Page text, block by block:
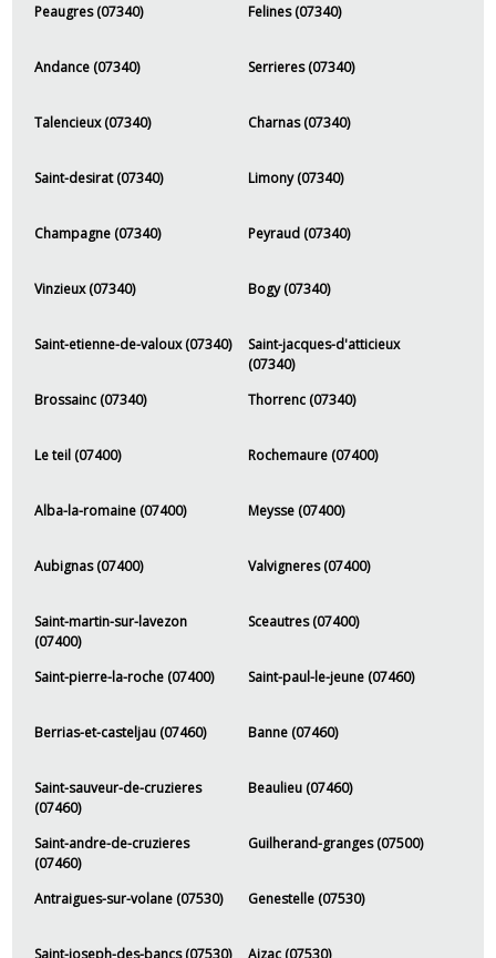
Peaugres (07340) Felines (07340)
Andance (07340) Serrieres (07340)
Talencieux (07340) Charnas (07340)
Saint-desirat (07340) Limony (07340)
Champagne (07340) Peyraud (07340)
Vinzieux (07340) Bogy (07340)
Saint-etienne-de-valoux (07340)
Saint-jacques-d'atticieux
(07340)
Brossainc (07340)
Thorrenc (07340)
Le teil (07400) Rochemaure (07400)
Alba-la-romaine (07400) Meysse (07400)
Aubignas (07400) Valvigneres (07400)
Saint-martin-sur-lavezon
(07400)
Sceautres (07400)
Saint-pierre-la-roche (07400) Saint-paul-le-jeune (07460)
Berrias-et-casteljau (07460) Banne (07460)
Saint-sauveur-de-cruzieres
(07460)
Beaulieu (07460)
Saint-andre-de-cruzieres
(07460)
Guilherand-granges (07500)
Antraigues-sur-volane (07530) Genestelle (07530)
Saint-joseph-des-bancs (07530) Aizac (07530)